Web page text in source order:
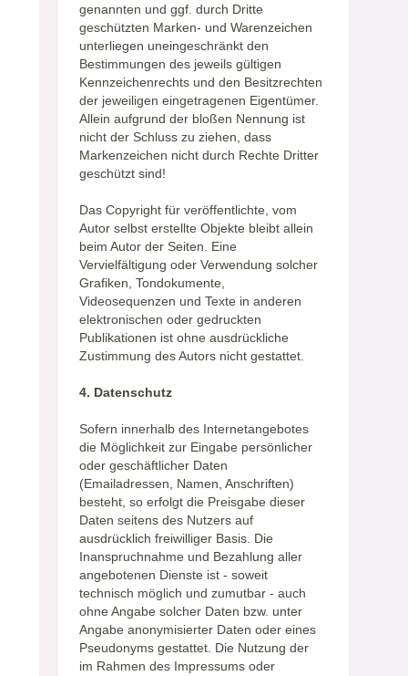
genannten und ggf. durch Dritte
geschützten Marken- und Warenzeichen
unterliegen uneingeschränkt den
Bestimmungen des jeweils gültigen
Kennzeichenrechts und den Besitzrechten
der jeweiligen eingetragenen Eigentümer.
Allein aufgrund der bloßen Nennung ist
nicht der Schluss zu ziehen, dass
Markenzeichen nicht durch Rechte Dritter
geschützt sind!
Das Copyright für veröffentlichte, vom
Autor selbst erstellte Objekte bleibt allein
beim Autor der Seiten. Eine
Vervielfältigung oder Verwendung solcher
Grafiken, Tondokumente,
Videosequenzen und Texte in anderen
elektronischen oder gedruckten
Publikationen ist ohne ausdrückliche
Zustimmung des Autors nicht gestattet.
4. Datenschutz
Sofern innerhalb des Internetangebotes
die Möglichkeit zur Eingabe persönlicher
oder geschäftlicher Daten
(Emailadressen, Namen, Anschriften)
besteht, so erfolgt die Preisgabe dieser
Daten seitens des Nutzers auf
ausdrücklich freiwilliger Basis. Die
Inanspruchnahme und Bezahlung aller
angebotenen Dienste ist - soweit
technisch möglich und zumutbar - auch
ohne Angabe solcher Daten bzw. unter
Angabe anonymisierter Daten oder eines
Pseudonyms gestattet. Die Nutzung der
im Rahmen des Impressums oder